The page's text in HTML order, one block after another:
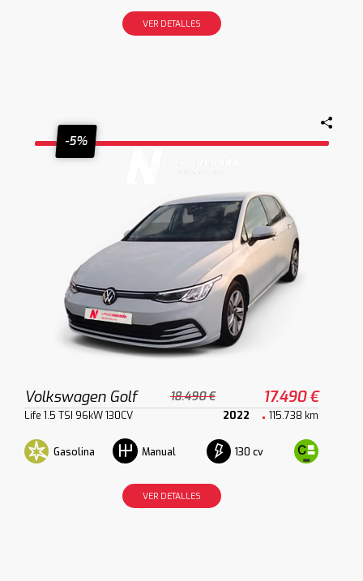
VER DETALLES
-5%
Volkswagen Golf 18.490 € 17.490 €
Life 1.5 TSI 96kW 130CV 2022 115.738 km
Gasolina Manual 130 cv
VER DETALLES